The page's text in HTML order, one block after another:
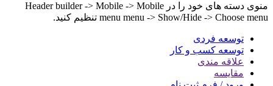
منوی دسته های خود را در Header builder -> Mobile -> Mobile
menu menu -> Show/Hide -> Choose menu تنظیم کنید.
توسعه فردی
توسعه کسب و کار
علاقه مندی
مقایسه